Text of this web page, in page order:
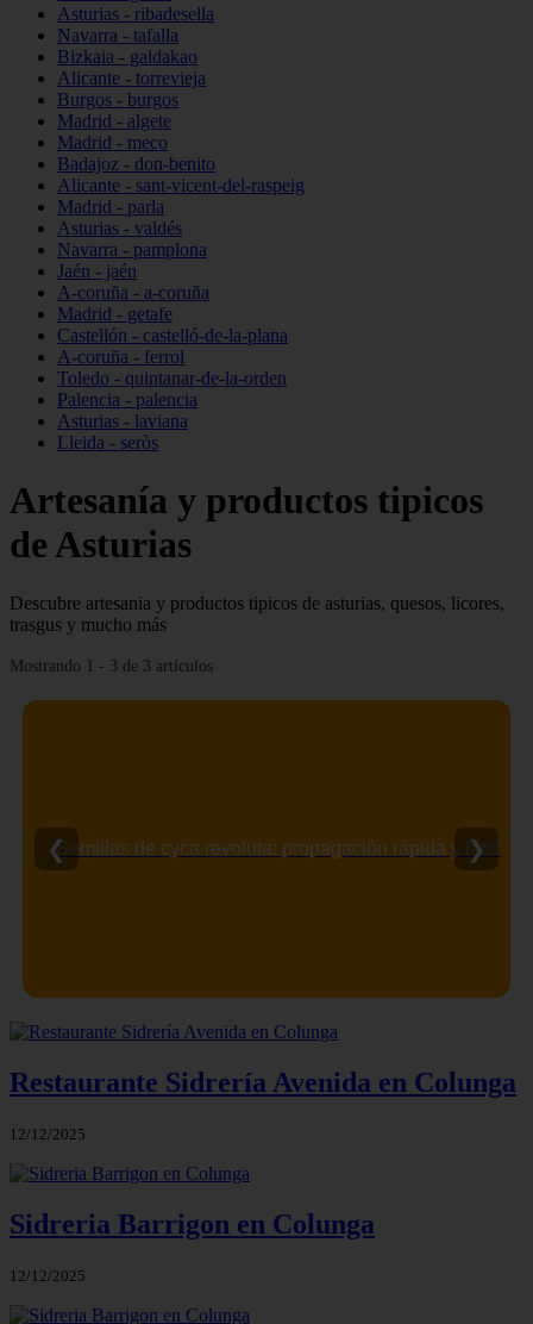
Asturias - ribadesella
Navarra - tafalla
Bizkaia - galdakao
Alicante - torrevieja
Burgos - burgos
Madrid - algete
Madrid - meco
Badajoz - don-benito
Alicante - sant-vicent-del-raspeig
Madrid - parla
Asturias - valdés
Navarra - pamplona
Jaén - jaén
A-coruña - a-coruña
Madrid - getafe
Castellón - castelló-de-la-plana
A-coruña - ferrol
Toledo - quintanar-de-la-orden
Palencia - palencia
Asturias - laviana
Lleida - seròs
Artesanía y productos tipicos
de Asturias
Descubre artesania y productos tipicos de asturias, quesos, licores,
trasgus y mucho más
Mostrando 1 - 3 de 3 artículos
Semillas de cyca revoluta: propagación rápida y fácil
❮ ❯
Restaurante Sidrería Avenida en Colunga
12/12/2025
Sidreria Barrigon en Colunga
12/12/2025